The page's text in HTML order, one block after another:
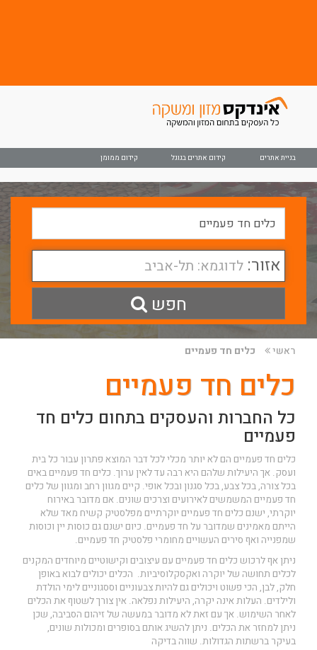
בניית אתרים קידום אתרים בגוגל קידום ממומן
אזור: לדוגמא: תל-אביב
חפש
ראשי כלים חד פעמיים
כלים חד פעמיים
כל החברות והעסקים בתחום כלים חד
פעמיים
כלים חד פעמיים הם לא יותר מכלי לכל דבר המוצא פתרון עבור כל בית
ועסק. אך היעילות שלהם היא רבה עד לאין ערוך. כלים חד פעמיים באים
בכל צורה, בכל צבע, בכל סגנון ובכל אופי. קיים מגוון רחב ומגוון של כלים
חד פעמיים המשמשים לאירועים וצרכים שונים. אם מדובר באירוח
יוקרתי, ישנם כלים חד פעמיים יוקרתיים מפלסטיק קשיח מאד שלא
הייתם מאמינים שמדובר על חד פעמיים. כיום ישנם גם כוסות יין וכוסות
שמפנייה ואף סירים העשויים מחומרי פלסטיק חד פעמיים.
ניתן אף לרכוש כלים חד פעמיים עם עיצובים וקישוטיים מיוחדים המקנים
לכלים תחושה של יוקרה ואקסקלוסיביות. הכלים יכולים לבוא באופן
חלק, לבן, הכי פשוט ויכולים גם להיות צבעוניים וססגוניים לימי הולדת
ולילדים. העלות אינה יקרה, היעילות נפלאה. אין צורך לשטוף את הכלים
לאחר השימוש. אך עם זאת לא מדובר במעשה של זיהום הסביבה, שכן
ניתן למחזר את הכלים. ניתן להשיג אותם בסופרים ומכולות שונים,
בעיקר ברשתות הגדולות. שווה בדיקה